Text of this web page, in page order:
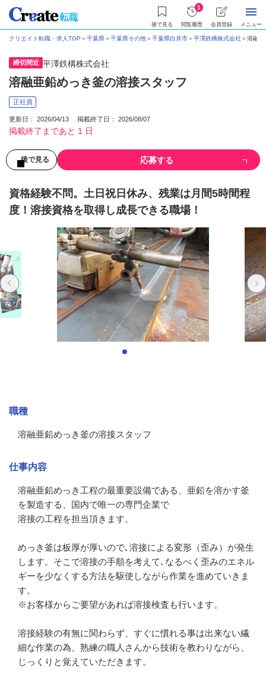
後で見る
1
閲覧履歴 会員登録 メニュー
クリエイト転職・求人TOP ＞千葉県＞千葉県その他＞千葉県白井市＞平澤鉄構株式会社＞溶融
締切間近 平澤鉄構株式会社
溶融亜鉛めっき釜の溶接スタッフ
正社員
更新日： 2026/04/13 掲載終了日： 2026/08/07
掲載終了まであと 1 日
後で見る 応募する
資格経験不問。土日祝日休み、残業は月間5時間程
度！溶接資格を取得し成長できる職場！
職種
溶融亜鉛めっき釜の溶接スタッフ
仕事内容
溶融亜鉛めっき工程の最重要設備である、亜鉛を溶かす釜
を製造する、国内で唯一の専門企業で
溶接の工程を担当頂きます。
めっき釜は板厚が厚いので､溶接による変形（歪み）が発生
します。そこで溶接の手順を考えて､なるべく歪みのエネル
ギーを少なくする方法を駆使しながら作業を進めていきま
す。
※お客様からご要望があれば溶接検査も行います。
溶接経験の有無に関わらず、すぐに慣れる事は出来ない繊
細な作業の為、熟練の職人さんから技術を教わりながら、
じっくりと覚えていただきます。